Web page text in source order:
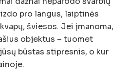
pro langus, laiptinės
šviesos. Jei įmanoma,
objektus – tuomet
būstas stipresnis, o kur